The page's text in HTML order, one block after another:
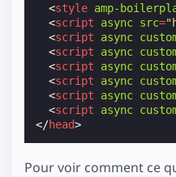
<style amp-
<script async src=
<script async
<script async
<script async
<script async
<script async
<script async
</head>
Pour voir comment ce